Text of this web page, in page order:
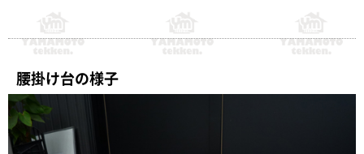
腰掛け台の様子